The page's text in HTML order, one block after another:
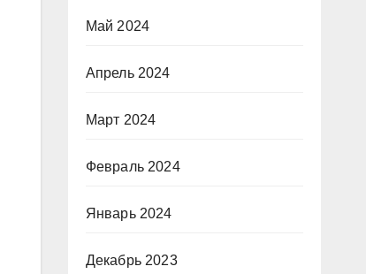
Май 2024
Апрель 2024
Март 2024
Февраль 2024
Январь 2024
Декабрь 2023